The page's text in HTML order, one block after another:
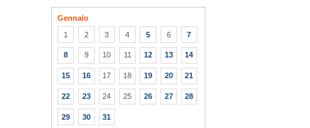
Gennaio
1
2 3 4 5 6 7
8 9 10 11 12 13 14
15 16 17 18 19 20 21
22 23 24 25 26 27 28
29 30 31